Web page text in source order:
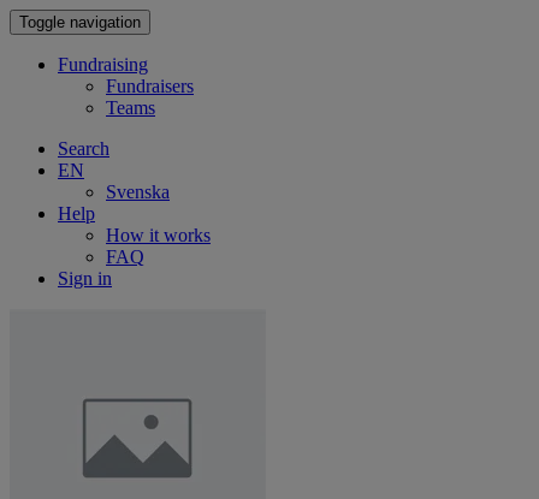
Toggle navigation
Fundraising
Fundraisers
Teams
Search
EN
Svenska
Help
How it works
FAQ
Sign in